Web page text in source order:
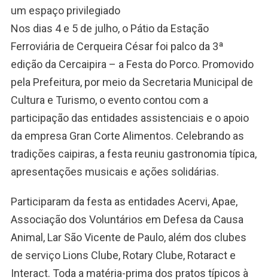
um espaço privilegiado
Nos dias 4 e 5 de julho, o Pátio da Estação
Ferroviária de Cerqueira César foi palco da 3ª
edição da Cercaipira – a Festa do Porco. Promovido
pela Prefeitura, por meio da Secretaria Municipal de
Cultura e Turismo, o evento contou com a
participação das entidades assistenciais e o apoio
da empresa Gran Corte Alimentos. Celebrando as
tradições caipiras, a festa reuniu gastronomia típica,
apresentações musicais e ações solidárias.
Participaram da festa as entidades Acervi, Apae,
Associação dos Voluntários em Defesa da Causa
Animal, Lar São Vicente de Paulo, além dos clubes
de serviço Lions Clube, Rotary Clube, Rotaract e
Interact. Toda a matéria-prima dos pratos típicos à